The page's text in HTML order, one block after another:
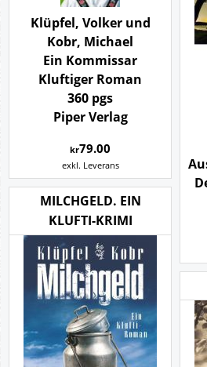
Klüpfel, Volker und
Kobr, Michael
Ein Kommissar
Kluftiger Roman
360 pgs
Piper Verlag
kr79.00
exkl. Leverans
MILCHGELD. EIN
KLUFTI-KRIMI